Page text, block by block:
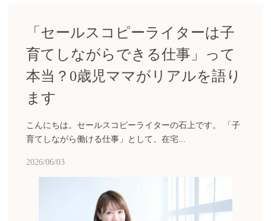
「セールスコピーライターは子
育てしながらできる仕事」って
本当？0歳児ママがリアルを語り
ます
こんにちは。セールスコピーライターの石上です。 「子
育てしながら働ける仕事」として、在宅...
2026/06/03